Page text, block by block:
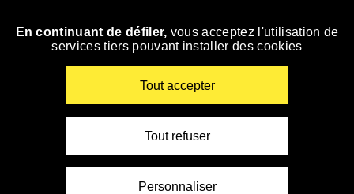
Skip
Italian Focus
En continuant de défiler, vous acceptez l'utilisation de
services tiers pouvant installer des cookies
Tout accepter
Tout refuser
Personnaliser